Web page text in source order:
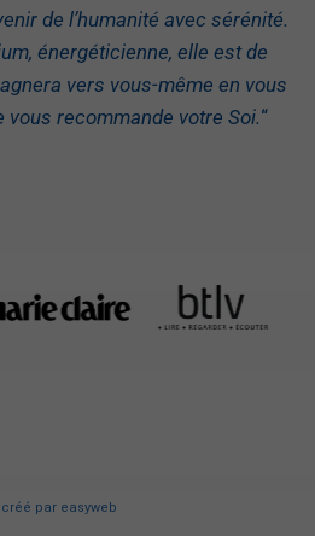
de l’humanité avec sérénité.
énergéticienne, elle est de
vers vous-même en vous
recommande votre Soi.“
par easyweb